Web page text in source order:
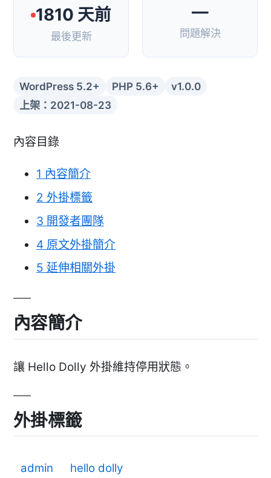
1810 天前
最後更新
—
問題解決
WordPress 5.2+ PHP 5.6+
v1.0.0
上架：2021-08-23
內容目錄
1 內容簡介
2 外掛標籤
3 開發者團隊
4 原文外掛簡介
5 延伸相關外掛
內容簡介
讓 Hello Dolly 外掛維持停用狀態。
外掛標籤
admin hello dolly